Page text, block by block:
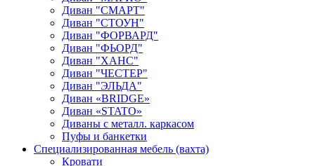
Диван "СМАРТ"
Диван "СТОУН"
Диван "ФОРВАРД"
Диван "ФЬОРД"
Диван "ХАНС"
Диван "ЧЕСТЕР"
Диван "ЭЛЬДА"
Диван «BRIDGE»
Диван «STATO»
Диваны с металл. каркасом
Пуфы и банкетки
Специализированная мебель (вахта)
Кровати